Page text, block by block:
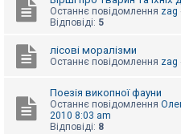
Т
м
б
в
д
Останнє повідомлення zag
Відповіді: 5
лісові моралізми
Останнє повідомлення zag
Поезія викопної фауни
Останнє повідомлення
2010 8:03 am
Відповіді: 8